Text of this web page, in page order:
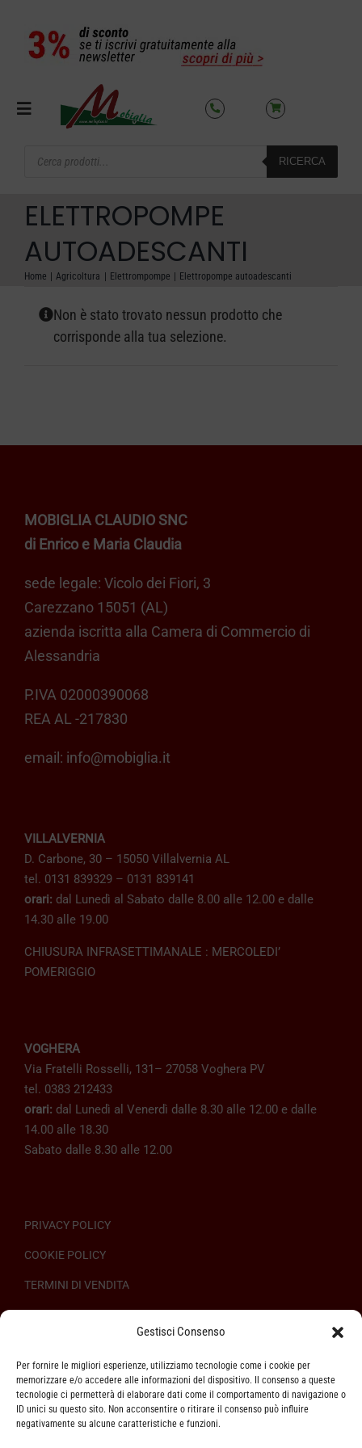
Gestisci Consenso
Per fornire le migliori esperienze, utilizziamo tecnologie come i cookie per
memorizzare e/o accedere alle informazioni del dispositivo. Il consenso a queste
tecnologie ci permetterà di elaborare dati come il comportamento di navigazione o
ID unici su questo sito. Non acconsentire o ritirare il consenso può influire
negativamente su alcune caratteristiche e funzioni.
contenuto
Toggle
OFFERTE DEL MESE
AZIENDA
NOLEGGIO
search
RICERCA
ELETTROPOMPE
AUTOADESCANTI
Home Agricoltura Elettrompompe Elettropompe autoadescanti
Non è stato trovato nessun prodotto che
corrisponde alla tua selezione.
MOBIGLIA CLAUDIO SNC
di Enrico e Maria Claudia
sede legale: Vicolo dei Fiori, 3
Carezzano 15051 (AL)
azienda iscritta alla Camera di Commercio di
Alessandria
P.IVA 02000390068
REA AL -217830
email: info@mobiglia.it
VILLALVERNIA
D. Carbone, 30 – 15050 Villalvernia AL
tel. 0131 839329 – 0131 839141
orari: dal Lunedì al Sabato dalle 8.00 alle 12.00 e dalle
14.30 alle 19.00
CHIUSURA INFRASETTIMANALE : MERCOLEDI’
POMERIGGIO
VOGHERA
Via Fratelli Rosselli, 131– 27058 Voghera PV
tel. 0383 212433
orari: dal Lunedì al Venerdì dalle 8.30 alle 12.00 e dalle
14.00 alle 18.30
Sabato dalle 8.30 alle 12.00
PRIVACY POLICY
COOKIE POLICY
TERMINI DI VENDITA
ASSISTENZA CLIENTI